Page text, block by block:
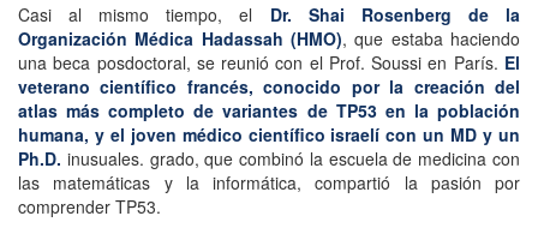
Casi al mismo tiempo, el Dr. Shai Rosenberg de la
Organización Médica Hadassah (HMO), que estaba haciendo
una beca posdoctoral, se reunió con el Prof. Soussi en París. El
veterano científico francés, conocido por la creación del
atlas más completo de variantes de TP53 en la población
humana, y el joven médico científico israelí con un MD y un
Ph.D. inusuales. grado, que combinó la escuela de medicina con
las matemáticas y la informática, compartió la pasión por
comprender TP53.